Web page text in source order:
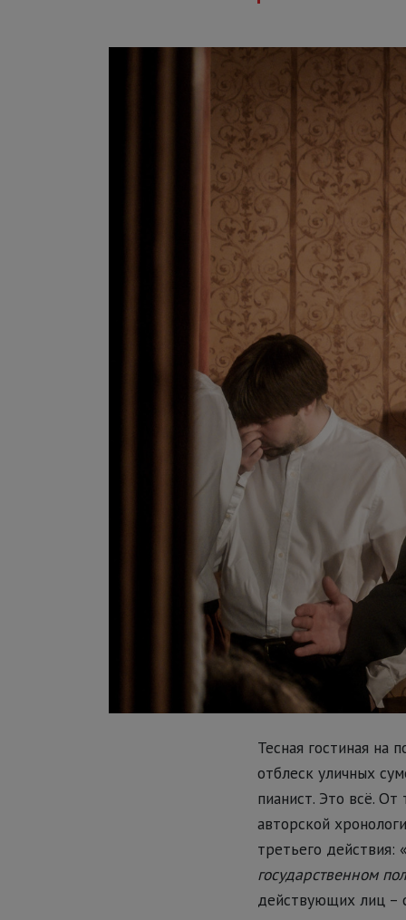
Тесная гостиная на
отблеск уличных
пианист. Это всё.
авторской
третьего действия: «
государственном
действующих лиц –